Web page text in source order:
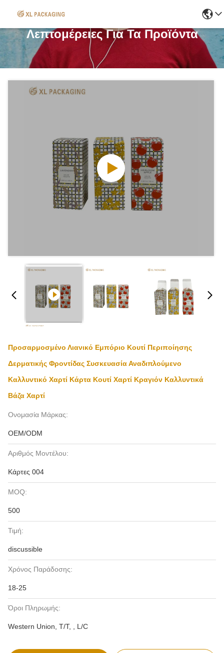
Λεπτομέρειες Για Τα Προϊόντα
Προσαρμοσμένο Λιανικό Εμπόριο Κουτί Περιποίησης
Δερματικής Φροντίδας Συσκευασία Αναδιπλούμενο
Καλλυντικό Χαρτί Κάρτα Κουτί Χαρτί Κραγιόν Καλλυντικά
Βάζα Χαρτί
Ονομασία Μάρκας:
OEM/ODM
Αριθμός Μοντέλου:
Κάρτες 004
MOQ:
500
Τιμή:
discussible
Χρόνος Παράδοσης:
18-25
Όροι Πληρωμής:
Western Union, T/T, , L/C